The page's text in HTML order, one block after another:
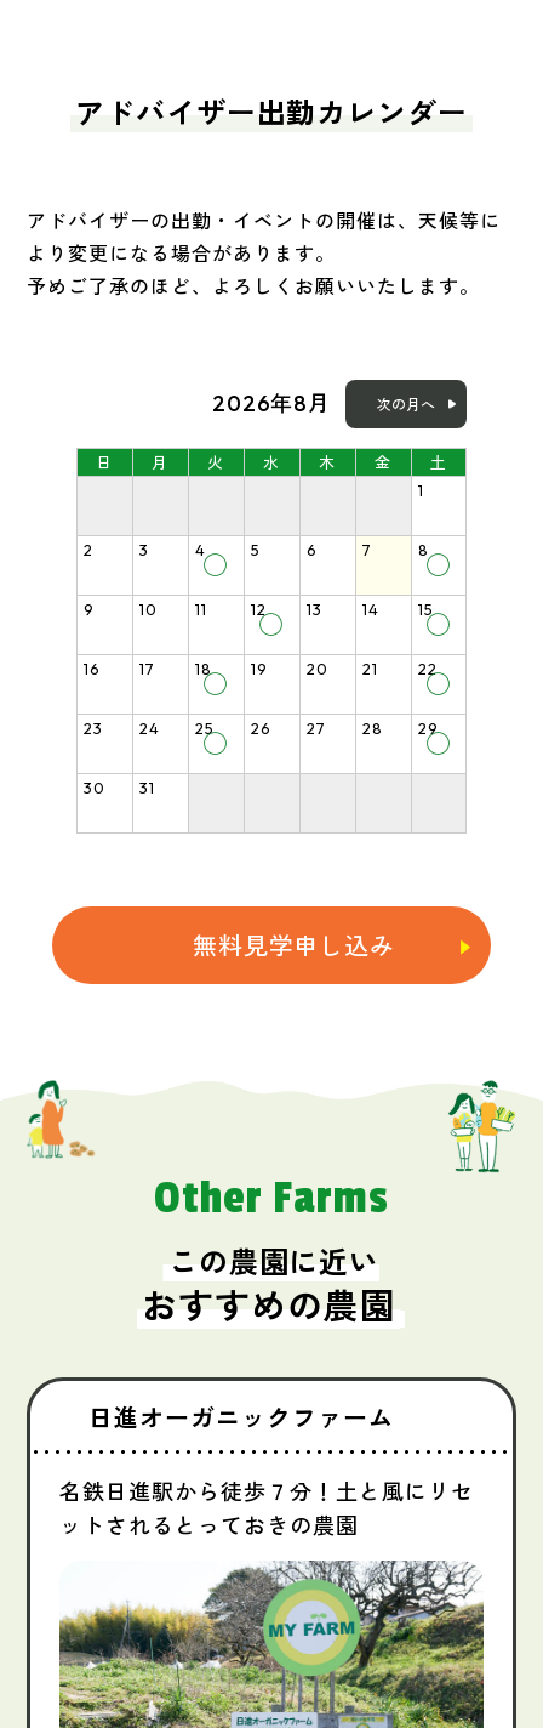
アドバイザー出勤カレンダー
アドバイザーの出勤・イベントの開催は、天候等に
より変更になる場合があります。
予めご了承のほど、よろしくお願いいたします。
2026年8月 次の月へ
日 月 火 水 木 金 土
1
2 3 4
◯
5 6 7 8
◯
9 10 11 12
◯
13 14 15
◯
16 17 18
◯
19 20 21 22
◯
23 24 25
◯
26 27 28 29
◯
30 31
無料見学申し込み
Other Farms
この農園に近い
おすすめの農園
日進オーガニックファーム
名鉄日進駅から徒歩７分！土と風にリセ
ットされるとっておきの農園